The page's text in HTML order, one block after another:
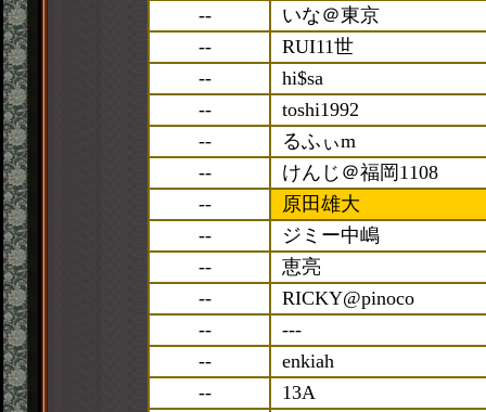
--
いな＠東京
--
RUI11世
--
hi$sa
--
toshi1992
--
るふぃm
--
けんじ＠福岡1108
--
原田雄大
--
ジミー中嶋
--
恵亮
--
RICKY@pinoco
--
---
--
enkiah
--
13A